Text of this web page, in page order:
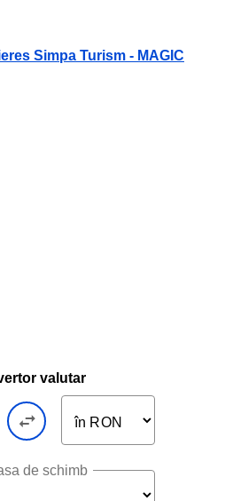
Simpa Turism - MAGIC
valutar
de schimb